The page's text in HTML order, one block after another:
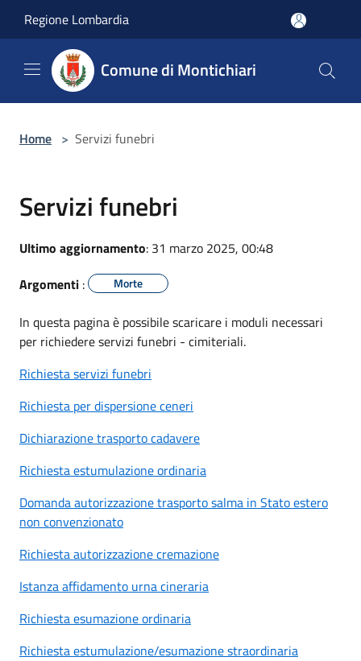
Regione Lombardia
Comune di Montichiari
Home > Servizi funebri
Servizi funebri
Ultimo aggiornamento: 31 marzo 2025, 00:48
Argomenti : Morte
In questa pagina è possibile scaricare i moduli necessari
per richiedere servizi funebri - cimiteriali.
Richiesta servizi funebri
Richiesta per dispersione ceneri
Dichiarazione trasporto cadavere
Richiesta estumulazione ordinaria
Domanda autorizzazione trasporto salma in Stato estero
non convenzionato
Richiesta autorizzazione cremazione
Istanza affidamento urna cineraria
Richiesta esumazione ordinaria
Richiesta estumulazione/esumazione straordinaria